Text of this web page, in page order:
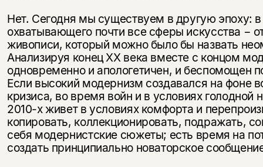
Нет. Сегодня мы существуем в другую эпоху:
охватывающего почти все сферы искусства −
живописи, который можно было бы назвать
Анализируя конец XX века вместе с концом
одновременно и апологетичен, и беспомощен
Если высокий модернизм создавался на фоне
кризиса, во время войн и в условиях
2010-х живет в условиях комфорта и
копировать, коллекционировать, подражать,
себя модернистские сюжеты; есть время на
создать принципиально новаторское